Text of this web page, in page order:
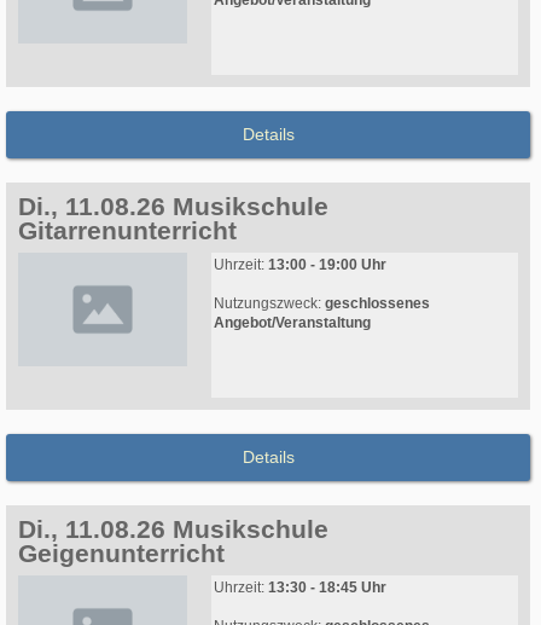
Details
Di., 11.08.26 Musikschule
Gitarrenunterricht
Uhrzeit: 13:00 - 19:00 Uhr
Nutzungszweck: geschlossenes
Angebot/Veranstaltung
Details
Di., 11.08.26 Musikschule
Geigenunterricht
Uhrzeit: 13:30 - 18:45 Uhr